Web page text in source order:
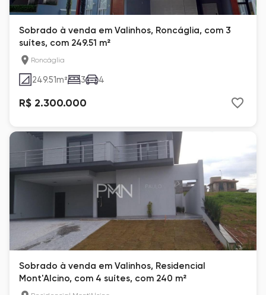
Sobrado à venda em Valinhos, Roncáglia, com 3
suítes, com 249.51 m²
Roncáglia
249.51m² 3 4
R$ 2.300.000
Sobrado à venda em Valinhos, Residencial
Mont'Alcino, com 4 suítes, com 240 m²